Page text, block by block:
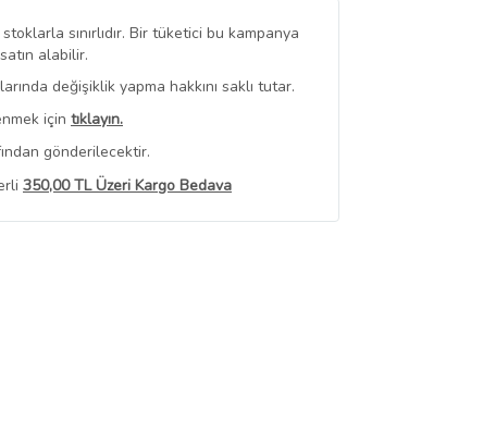
sınırlıdır. Bir tüketici bu kampanya
alabilir.
değişiklik yapma hakkını saklı tutar.
için tıklayın.
gönderilecektir.
350,00 TL Üzeri Kargo Bedava